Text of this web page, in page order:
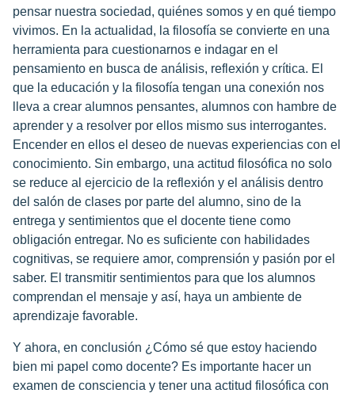
pensar nuestra sociedad, quiénes somos y en qué tiempo
vivimos. En la actualidad, la filosofía se convierte en una
herramienta para cuestionarnos e indagar en el
pensamiento en busca de análisis, reflexión y crítica. El
que la educación y la filosofía tengan una conexión nos
lleva a crear alumnos pensantes, alumnos con hambre de
aprender y a resolver por ellos mismo sus interrogantes.
Encender en ellos el deseo de nuevas experiencias con el
conocimiento. Sin embargo, una actitud filosófica no solo
se reduce al ejercicio de la reflexión y el análisis dentro
del salón de clases por parte del alumno, sino de la
entrega y sentimientos que el docente tiene como
obligación entregar. No es suficiente con habilidades
cognitivas, se requiere amor, comprensión y pasión por el
saber. El transmitir sentimientos para que los alumnos
comprendan el mensaje y así, haya un ambiente de
aprendizaje favorable.
Y ahora, en conclusión ¿Cómo sé que estoy haciendo
bien mi papel como docente? Es importante hacer un
examen de consciencia y tener una actitud filosófica con